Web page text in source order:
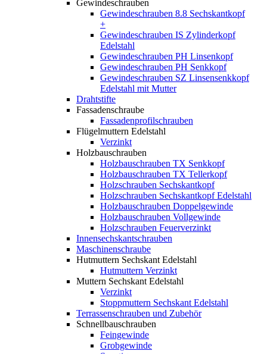
Gewindeschrauben
Gewindeschrauben 8.8 Sechskantkopf
+
Gewindeschrauben IS Zylinderkopf
Edelstahl
Gewindeschrauben PH Linsenkopf
Gewindeschrauben PH Senkkopf
Gewindeschrauben SZ Linsensenkkopf
Edelstahl mit Mutter
Drahtstifte
Fassadenschraube
Fassadenprofilschrauben
Flügelmuttern Edelstahl
Verzinkt
Holzbauschrauben
Holzbauschrauben TX Senkkopf
Holzbauschrauben TX Tellerkopf
Holzschrauben Sechskantkopf
Holzschrauben Sechskantkopf Edelstahl
Holzbauschrauben Doppelgewinde
Holzbauschrauben Vollgewinde
Holzschrauben Feuerverzinkt
Innensechskantschrauben
Maschinenschraube
Hutmuttern Sechskant Edelstahl
Hutmuttern Verzinkt
Muttern Sechskant Edelstahl
Verzinkt
Stoppmuttern Sechskant Edelstahl
Terrassenschrauben und Zubehör
Schnellbauschrauben
Feingewinde
Grobgewinde